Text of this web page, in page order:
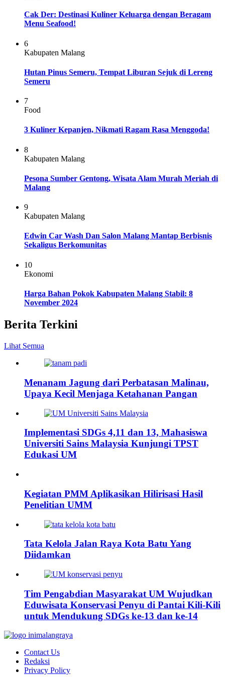
Cak Der: Destinasi Kuliner Keluarga dengan Beragam
Menu Seafood!
6
Kabupaten Malang
Hutan Pinus Semeru, Tempat Liburan Sejuk di Lereng
Semeru
7
Food
3 Kuliner Kepanjen, Nikmati Ragam Rasa Menggoda!
8
Kabupaten Malang
Pesona Sumber Gentong, Wisata Alam Murah Meriah di
Malang
9
Kabupaten Malang
Edwin Car Wash Dan Salon Malang Mantap Berbisnis
Sekaligus Berkomunitas
10
Ekonomi
Harga Bahan Pokok Kabupaten Malang Stabil: 8
November 2024
Berita Terkini
Lihat Semua
Menanam Jagung dari Perbatasan Malinau,
Upaya Kecil Menjaga Ketahanan Pangan
Implementasi SDGs 4,11 dan 13, Mahasiswa
Universiti Sains Malaysia Kunjungi TPST
Edukasi UM
Kegiatan PMM Aplikasikan Hilirisasi Hasil
Penelitian UMM
Tata Kelola Jalan Raya Kota Batu Yang
Diidamkan
Tim Pengabdian Masyarakat UM Wujudkan
Eduwisata Konservasi Penyu di Pantai Kili-Kili
untuk Mendukung SDGs ke-13 dan ke-14
Contact Us
Redaksi
Privacy Policy